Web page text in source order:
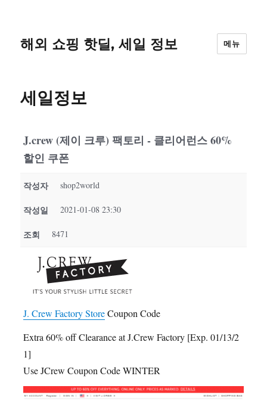
해외 쇼핑 핫딜, 세일 정보 메뉴
세일정보
J.crew (제이 크루) 팩토리 - 클리어런스 60%
할인 쿠폰
작성자 shop2world
작성일 2021-01-08 23:30
조회 8471
J. Crew Factory StoreCoupon Code
Extra 60% off Clearance at J.Crew Factory [Exp. 01/13/2
1]
Use JCrew Coupon Code WINTER